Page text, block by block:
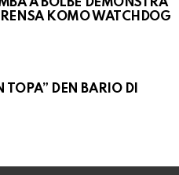
A BOLBE DEMONSTRÁ
KOMO WATCHDOG
TOPA” DEN BARIO DI